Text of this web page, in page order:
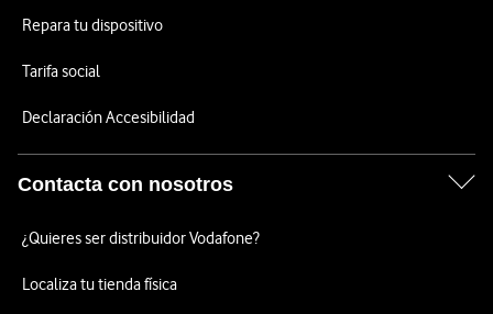
Repara tu dispositivo
Tarifa social
Declaración Accesibilidad
Contacta con nosotros
¿Quieres ser distribuidor Vodafone?
Localiza tu tienda física